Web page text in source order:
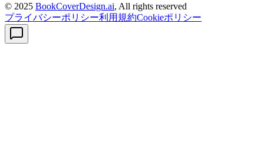
© 2025 BookCoverDesign.ai, All rights reserved
プライバシーポリシー利用規約Cookieポリシー